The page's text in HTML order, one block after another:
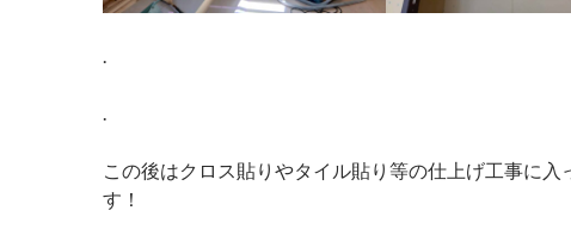
この後はクロス貼りやタイル貼り等の仕上げ工事に入
す！